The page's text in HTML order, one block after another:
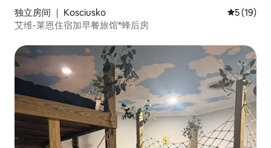
独立房间 ｜ Kosciusko 平均评分
5 (19)
艾维-莱恩住宿加早餐旅馆*蜂后房